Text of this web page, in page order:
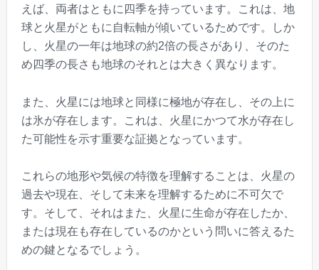
えば、両者はともに四季を持っています。これは、地
球と火星がともに自転軸が傾いているためです。しか
し、火星の一年は地球の約2倍の長さがあり、そのた
め四季の長さも地球のそれとは大きく異なります。
また、火星には地球と同様に極地が存在し、その上に
は氷が存在します。これは、火星にかつて水が存在し
た可能性を示す重要な証拠となっています。
これらの地形や気候の特徴を理解することは、火星の
過去や現在、そして未来を理解するために不可欠で
す。そして、それはまた、火星に生命が存在したか、
または現在も存在しているのかという問いに答えるた
めの鍵となるでしょう。